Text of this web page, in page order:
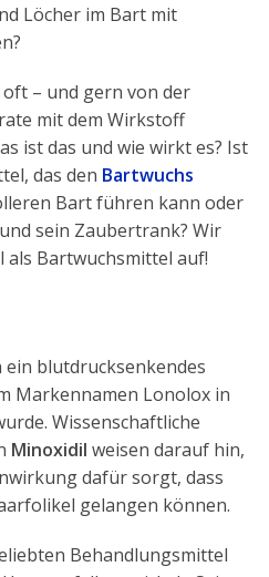
Löcher im Bart mit
– und gern von der
mit dem Wirkstoff
ist das und wie wirkt es? Ist
das den Bartwuchs
Bart führen kann oder
sein Zaubertrank? Wir
Bartwuchsmittel auf!
blutdrucksenkendes
Markennamen Lonolox in
Wissenschaftliche
Minoxidil weisen darauf hin,
dafür sorgt, dass
gelangen können.
Behandlungsmittel